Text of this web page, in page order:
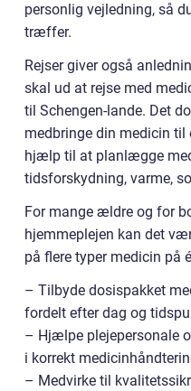
personlig vejledning, så
træffer.
Rejser giver også
skal ud at rejse med
til Schengen-lande. Det
medbringe din medicin
hjælp til at planlægge
tidsforskydning, varme,
For mange ældre og for
hjemmeplejen kan det
på flere typer medicin på
– Tilbyde dosispakket
fordelt efter dag og
– Hjælpe plejepersonale
i korrekt
– Medvirke til